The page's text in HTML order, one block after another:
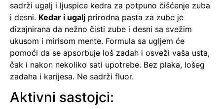
sadrži ugalj i ljuspice kedra za potpuno čišćenje zuba
i desni. Kedar i ugalj prirodna pasta za zube je
dizajnirana da nežno čisti zube i desni sa svežim
ukusom i mirisom mente. Formula sa ugljem će
pomoći da se apsorbuje loš zadah i osveži vaša usta,
čak i nakon nekoliko sati upotrebe. Bez plaka, lošeg
zadaha i karijesa. Ne sadrži fluor.
Aktivni sastojci: